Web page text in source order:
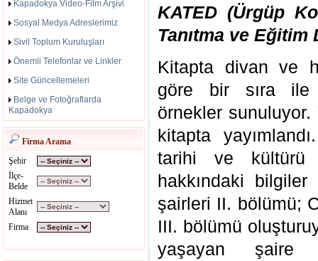
Kapadokya Video-Film Arşivi
Sosyal Medya Adreslerimiz
Sivil Toplum Kuruluşları
Önemli Telefonlar ve Linkler
Site Güncellemeleri
Belge ve Fotoğraflarda
Kapadokya
Firma Arama
Şehir
İlçe-
Belde
Hizmet
Alanı
Firma
KATED (Ürgüp
Tanıtma ve
Kitapta divan ve
göre bir sıra ile
örnekler
kitapta
tarihi ve kültürü
hakkındaki
şairleri II. bölümü;
III. bölümü
yaşayan şaire